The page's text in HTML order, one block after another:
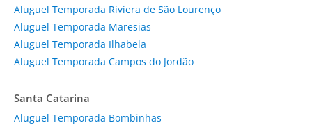
Aluguel Temporada Riviera de São Lourenço
Aluguel Temporada Maresias
Aluguel Temporada Ilhabela
Aluguel Temporada Campos do Jordão
Santa Catarina
Aluguel Temporada Bombinhas